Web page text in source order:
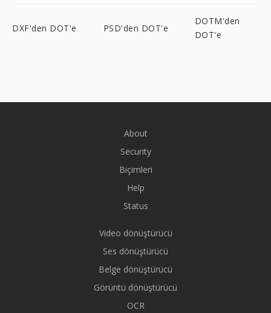
DXF'den DOT'e PSD'den DOT'e
DOTM'den
DOT'e
About
Security
Biçimleri
Help
Status
Video dönüştürücü
Ses dönüştürücü
Belge dönüştürücü
Görüntü dönüştürücü
OCR